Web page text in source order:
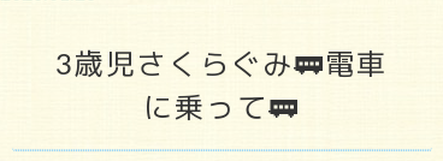
3歳児さくらぐみ🚃電車
に乗って🚃